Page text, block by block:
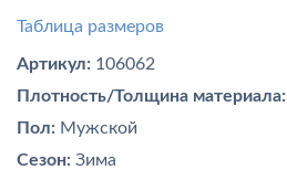
Таблица размеров
Артикул: 106062
Плотность/Толщина материала:
Пол: Мужской
Сезон: Зима